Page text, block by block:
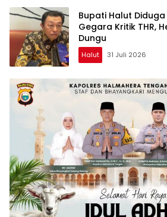
Bupati Halut Diduga
Gegara Kritik THR,
Dungu
Halut 31 Juli 2026